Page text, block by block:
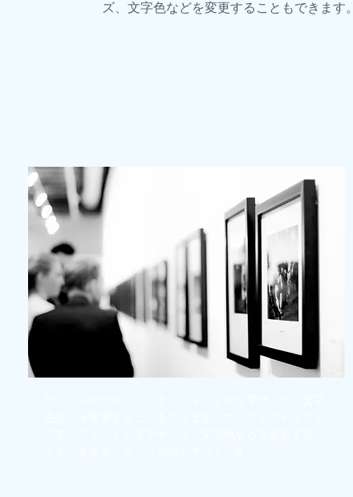
ズ、文字色などを変更することもできます。